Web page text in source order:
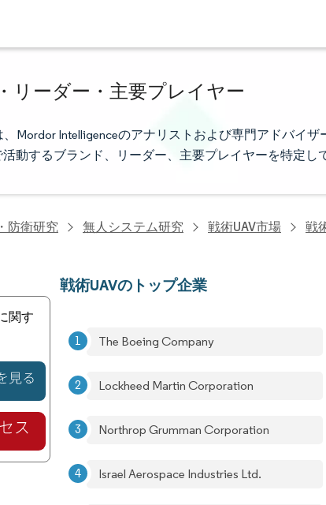
リーダー・主要プレイヤー
Mordor Intelligenceのアナリストおよび専門アドバイ
活動するブランド、リーダー、主要プレイヤーを特定し
防衛研究 無人システム研究 戦術UAV市場 戦
関す
戦術UAVのトップ企業
The Boeing Company
Lockheed Martin Corporation
Northrop Grumman Corporation
Israel Aerospace Industries Ltd.